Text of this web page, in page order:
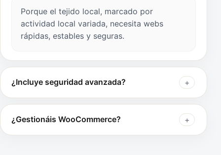
Porque el tejido local, marcado por
actividad local variada, necesita webs
rápidas, estables y seguras.
¿Incluye seguridad avanzada?
¿Gestionáis WooCommerce?